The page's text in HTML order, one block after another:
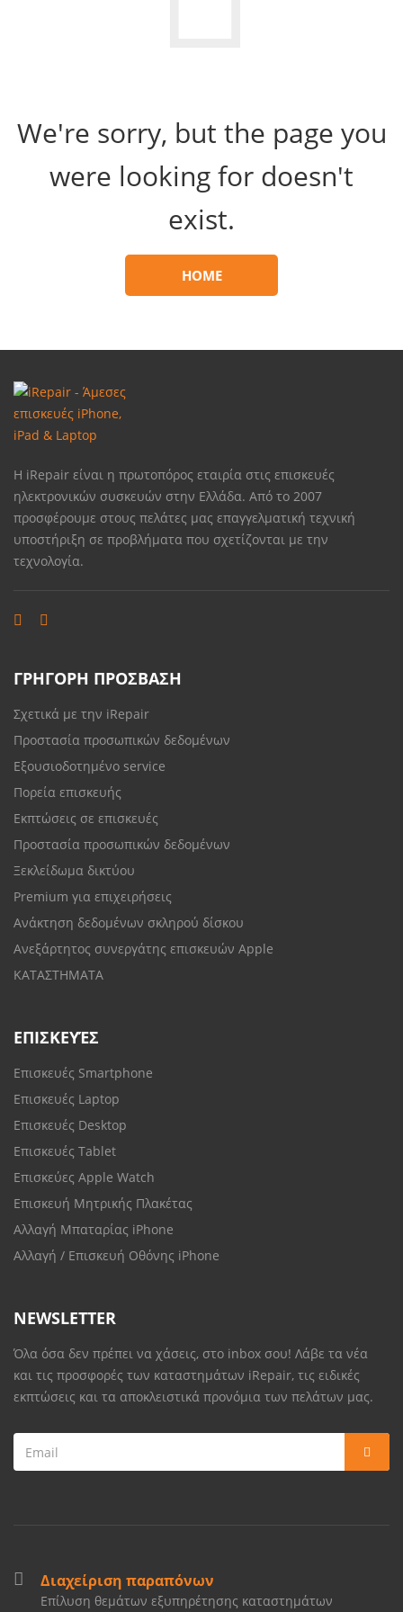
We're sorry, but the page you
were looking for doesn't
exist.
HOME
Η iRepair είναι η πρωτοπόρος εταιρία στις επισκευές
ηλεκτρονικών συσκευών στην Ελλάδα. Από το 2007
προσφέρουμε στους πελάτες μας επαγγελματική τεχνική
υποστήριξη σε προβλήματα που σχετίζονται με την
τεχνολογία.
ΓΡΗΓΟΡΗ ΠΡΟΣΒΑΣΗ
Σχετικά με την iRepair
Προστασία προσωπικών δεδομένων
Εξουσιοδοτημένο service
Πορεία επισκευής
Εκπτώσεις σε επισκευές
Προστασία προσωπικών δεδομένων
Ξεκλείδωμα δικτύου
Premium για επιχειρήσεις
Ανάκτηση δεδομένων σκληρού δίσκου
Ανεξάρτητος συνεργάτης επισκευών Apple
ΚΑΤΑΣΤΗΜΑΤΑ
ΕΠΙΣΚΕΥΈΣ
Επισκευές Smartphone
Επισκευές Laptop
Επισκευές Desktop
Επισκευές Tablet
Επισκεύες Apple Watch
Επισκευή Μητρικής Πλακέτας
Αλλαγή Μπαταρίας iPhone
Αλλαγή / Επισκευή Οθόνης iPhone
NEWSLETTER
Όλα όσα δεν πρέπει να χάσεις, στο inbox σου! Λάβε τα νέα
και τις προσφορές των καταστημάτων iRepair, τις ειδικές
εκπτώσεις και τα αποκλειστικά προνόμια των πελάτων μας.
Διαχείριση παραπόνων
Επίλυση θεμάτων εξυπηρέτησης καταστημάτων